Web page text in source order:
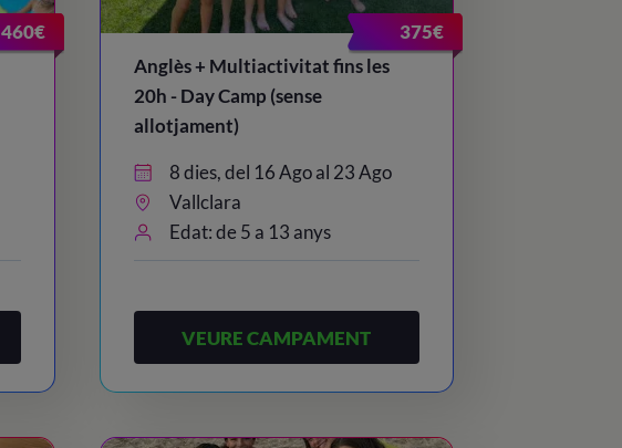
460€
375€
Anglès + Multiactivitat fins les
20h - Day Camp (sense
allotjament)
8 dies, del 16 Ago al 23 Ago
Vallclara
Edat: de 5 a 13 anys
VEURE CAMPAMENT